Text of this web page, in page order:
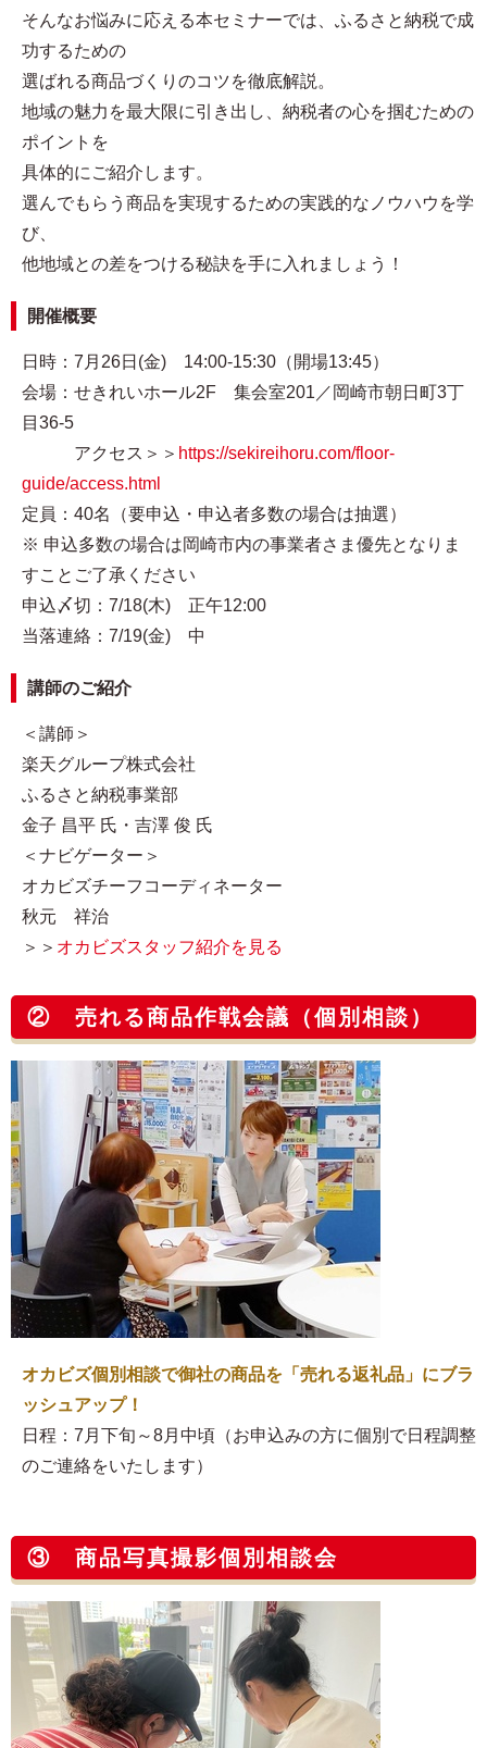
そんなお悩みに応える本セミナーでは、ふるさと納税で成
功するための
選ばれる商品づくりのコツを徹底解説。
地域の魅力を最大限に引き出し、納税者の心を掴むための
ポイントを
具体的にご紹介します。
選んでもらう商品を実現するための実践的なノウハウを学
び、
他地域との差をつける秘訣を手に入れましょう！
開催概要
日時：7月26日(金) 14:00-15:30（開場13:45）
会場：せきれいホール2F 集会室201／岡崎市朝日町3丁
目36-5
アクセス＞＞ https://sekireihoru.com/floor-
guide/access.html
定員：40名（要申込・申込者多数の場合は抽選）
※ 申込多数の場合は岡崎市内の事業者さま優先となりま
すことご了承ください
申込〆切：7/18(木) 正午12:00
当落連絡：7/19(金) 中
講師のご紹介
＜講師＞
楽天グループ株式会社
ふるさと納税事業部
金子 昌平 氏・吉澤 俊 氏
＜ナビゲーター＞
オカビズチーフコーディネーター
秋元 祥治
＞＞ オカビズスタッフ紹介を見る
② 売れる商品作戦会議（個別相談）
オカビズ個別相談で御社の商品を「売れる返礼品」にブラ
ッシュアップ！
日程：7月下旬～8月中頃（お申込みの方に個別で日程調整
のご連絡をいたします）
③ 商品写真撮影個別相談会